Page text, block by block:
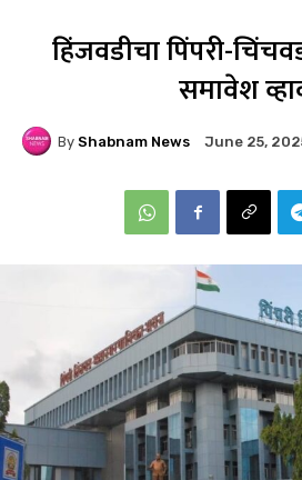
हिंजवडीचा पिंपरी-
समावेश
By Shabnam News June 25,